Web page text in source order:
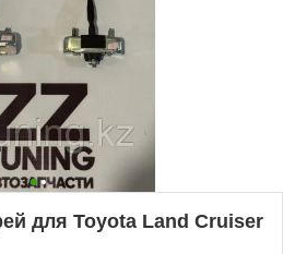
для Toyota Land Cruiser